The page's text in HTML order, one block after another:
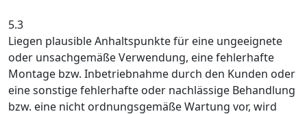
5.3
Liegen plausible Anhaltspunkte für eine ungeeignete
oder unsachgemäße Verwendung, eine fehlerhafte
Montage bzw. Inbetriebnahme durch den Kunden oder
eine sonstige fehlerhafte oder nachlässige Behandlung
bzw. eine nicht ordnungsgemäße Wartung vor, wird